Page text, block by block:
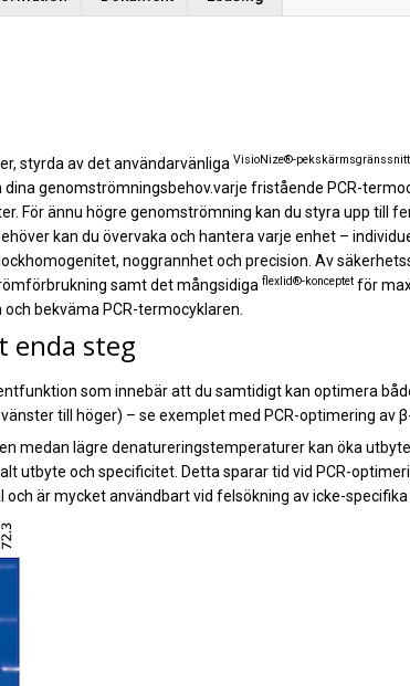
styrda av det användarvänliga VisioNize®-
genomströmningsbehov.varje fristående PCR-
För ännu högre genomströmning kan du styra upp till
kan du övervaka och hantera varje enhet –
noggrannhet och precision. Av
samt det mångsidigaflexlid®-konceptet för
bekväma PCR-termocyklaren.
enda steg
som innebär att du samtidigt kan optimera
till höger) – se exemplet med PCR-optimering av
medan lägre denatureringstemperaturer kan öka
utbyte och specificitet. Detta sparar tid vid PCR-
är mycket användbart vid felsökning av icke-